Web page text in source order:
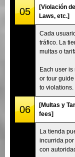
05
[Violación
Laws, etc.]
Cada
tráfico. La
multas o
Each user
or tour
to violations.
06
[Multas y
fees]
La tienda
incurrida
con